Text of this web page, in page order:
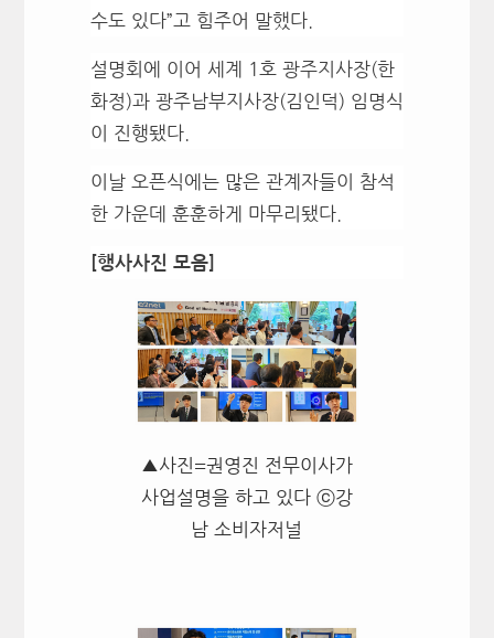
수도 있다”고 힘주어 말했다.
설명회에 이어 세계 1호 광주지사장(한
화정)과 광주남부지사장(김인덕) 임명식
이 진행됐다.
이날 오픈식에는 많은 관계자들이 참석
한 가운데 훈훈하게 마무리됐다.
[행사사진 모음]
▲사진=권영진 전무이사가
사업설명을 하고 있다 ⓒ강
남 소비자저널